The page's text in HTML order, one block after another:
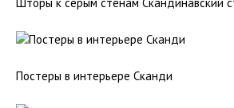
Постеры в интерьере Сканди